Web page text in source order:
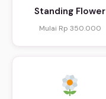
Standing Flower
Mulai Rp 350.000